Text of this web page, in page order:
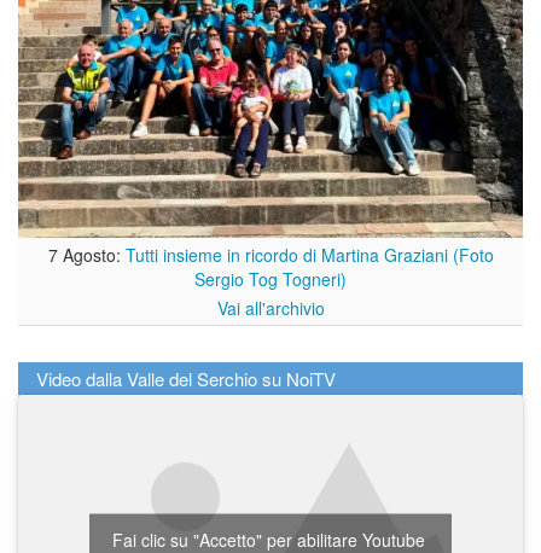
7 Agosto: Tutti insieme in ricordo di Martina Graziani (Foto
Sergio Tog Togneri)
Vai all'archivio
Video dalla Valle del Serchio su NoiTV
Fai clic su "Accetto" per abilitare Youtube